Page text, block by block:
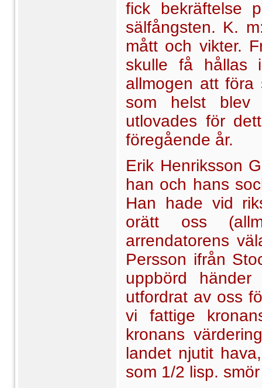
fick bekräftelse
sälfångsten. K.
mått och vikter.
skulle få hållas
allmogen att föra
som helst blev
utlovades för
föregående år.
Erik Henriksson
han och hans
Han hade vid
orätt oss
arrendatorens
Persson ifrån
uppbörd
utfordrat av oss
vi fattige
kronans
landet njutit
som 1/2 lisp.